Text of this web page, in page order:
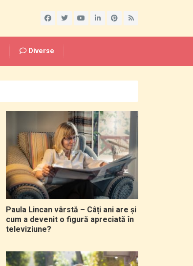
Diverse
Paula Lincan vârstă – Câți ani are și
cum a devenit o figură apreciată în
televiziune?